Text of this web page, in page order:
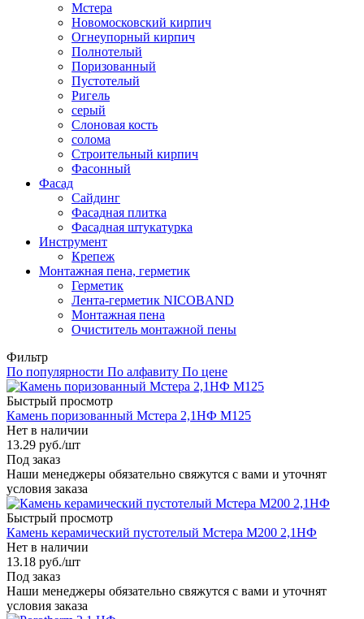
Мстера
Новомосковский кирпич
Огнеупорный кирпич
Полнотелый
Поризованный
Пустотелый
Ригель
серый
Слоновая кость
солома
Строительный кирпич
Фасонный
Фасад
Сайдинг
Фасадная плитка
Фасадная штукатурка
Инструмент
Крепеж
Монтажная пена, герметик
Герметик
Лента-герметик NICOBAND
Монтажная пена
Очиститель монтажной пены
Фильтр
По популярности По алфавиту По цене
Быстрый просмотр
Камень поризованный Мстера 2,1НФ М125
Нет в наличии
13.29 руб./шт
Под заказ
Наши менеджеры обязательно свяжутся с вами и уточнят
условия заказа
Быстрый просмотр
Камень керамический пустотелый Мстера М200 2,1НФ
Нет в наличии
13.18 руб./шт
Под заказ
Наши менеджеры обязательно свяжутся с вами и уточнят
условия заказа